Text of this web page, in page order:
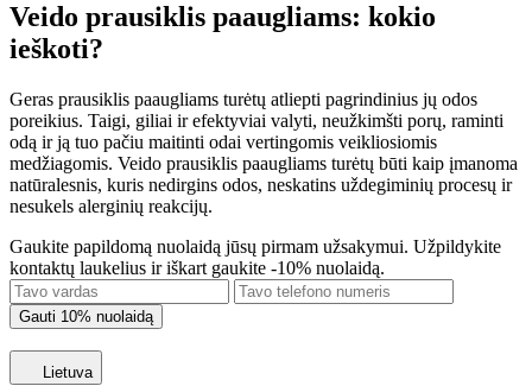
Veido prausiklis paaugliams: kokio
ieškoti?
Geras prausiklis paaugliams turėtų atliepti pagrindinius jų odos
poreikius. Taigi, giliai ir efektyviai valyti, neužkimšti porų, raminti
odą ir ją tuo pačiu maitinti odai vertingomis veikliosiomis
medžiagomis. Veido prausiklis paaugliams turėtų būti kaip įmanoma
natūralesnis, kuris nedirgins odos, neskatins uždegiminių procesų ir
nesukels alerginių reakcijų.
Gaukite papildomą nuolaidą jūsų pirmam užsakymui. Užpildykite
kontaktų laukelius ir iškart gaukite -10% nuolaidą.
Lietuva